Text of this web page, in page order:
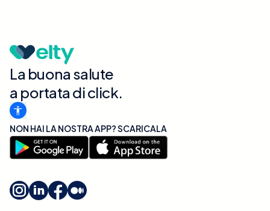
La buona salute
a portata di click.
NON HAI LA NOSTRA APP? SCARICALA